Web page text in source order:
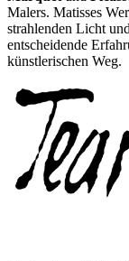
Malers. Matisses
strahlenden Licht
entscheidende
künstlerischen Weg.